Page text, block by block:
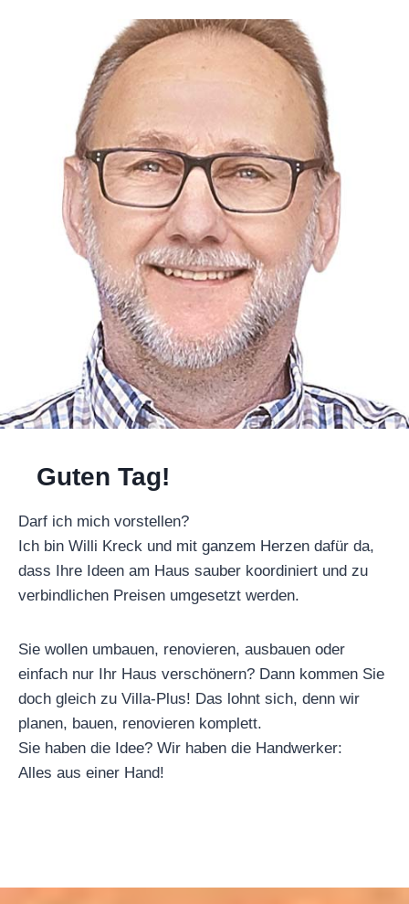
Guten Tag!
Darf ich mich vorstellen?
Ich bin Willi Kreck und mit ganzem Herzen dafür da,
dass Ihre Ideen am Haus sauber koordiniert und zu
verbindlichen Preisen umgesetzt werden.
​Sie wollen umbauen, renovieren, ausbauen oder
einfach nur Ihr Haus verschönern? Dann kommen Sie
doch gleich zu Villa-Plus! Das lohnt sich, denn wir
planen, bauen, renovieren komplett.
Sie haben die Idee? Wir haben die Handwerker:
Alles aus einer Hand!